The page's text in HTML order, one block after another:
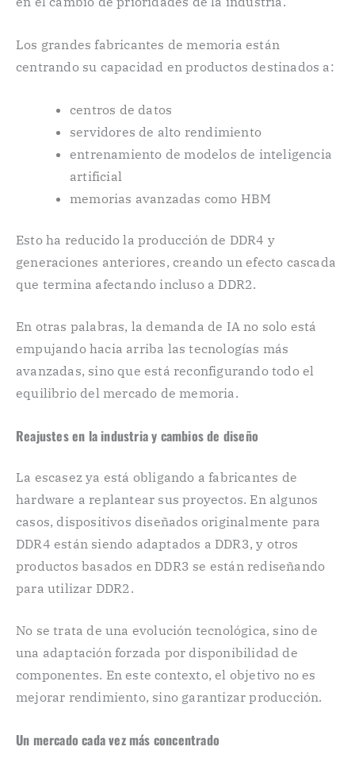
Los grandes fabricantes de memoria están
centrando su capacidad en productos destinados a:
centros de datos
servidores de alto rendimiento
entrenamiento de modelos de inteligencia
artificial
memorias avanzadas como HBM
Esto ha reducido la producción de DDR4 y
generaciones anteriores, creando un efecto cascada
que termina afectando incluso a DDR2.
En otras palabras, la demanda de IA no solo está
empujando hacia arriba las tecnologías más
avanzadas, sino que está reconfigurando todo el
equilibrio del mercado de memoria.
Reajustes en la industria y cambios de diseño
La escasez ya está obligando a fabricantes de
hardware a replantear sus proyectos. En algunos
casos, dispositivos diseñados originalmente para
DDR4 están siendo adaptados a DDR3, y otros
productos basados en DDR3 se están rediseñando
para utilizar DDR2.
No se trata de una evolución tecnológica, sino de
una adaptación forzada por disponibilidad de
componentes. En este contexto, el objetivo no es
mejorar rendimiento, sino garantizar producción.
Un mercado cada vez más concentrado